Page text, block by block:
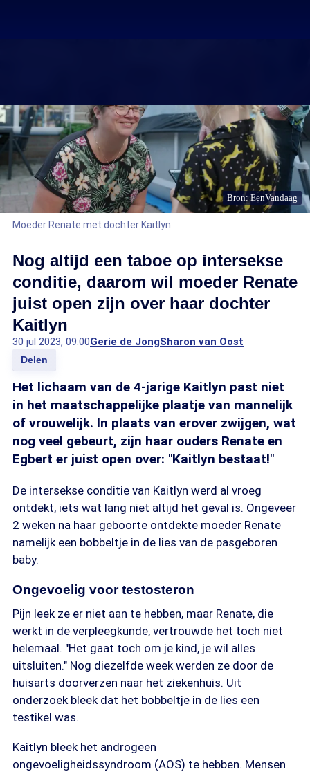
Bron: EenVandaag
Moeder Renate met dochter Kaitlyn
Nog altijd een taboe op intersekse
conditie, daarom wil moeder Renate
juist open zijn over haar dochter
Kaitlyn
30 jul 2023, 09:00Gerie de JongSharon van Oost
Delen
Het lichaam van de 4-jarige Kaitlyn past niet
in het maatschappelijke plaatje van mannelijk
of vrouwelijk. In plaats van erover zwijgen, wat
nog veel gebeurt, zijn haar ouders Renate en
Egbert er juist open over: "Kaitlyn bestaat!"
De intersekse conditie van Kaitlyn werd al vroeg
ontdekt, iets wat lang niet altijd het geval is. Ongeveer
2 weken na haar geboorte ontdekte moeder Renate
namelijk een bobbeltje in de lies van de pasgeboren
baby.
Ongevoelig voor testosteron
Pijn leek ze er niet aan te hebben, maar Renate, die
werkt in de verpleegkunde, vertrouwde het toch niet
helemaal. "Het gaat toch om je kind, je wil alles
uitsluiten." Nog diezelfde week werden ze door de
huisarts doorverzen naar het ziekenhuis. Uit
onderzoek bleek dat het bobbeltje in de lies een
testikel was.
Kaitlyn bleek het androgeen
ongevoeligheidssyndroom (AOS) te hebben. Mensen